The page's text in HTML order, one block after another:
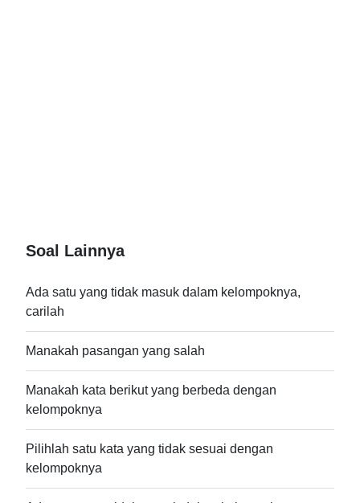
Soal Lainnya
Ada satu yang tidak masuk dalam kelompoknya,
carilah
Manakah pasangan yang salah
Manakah kata berikut yang berbeda dengan
kelompoknya
Pilihlah satu kata yang tidak sesuai dengan
kelompoknya